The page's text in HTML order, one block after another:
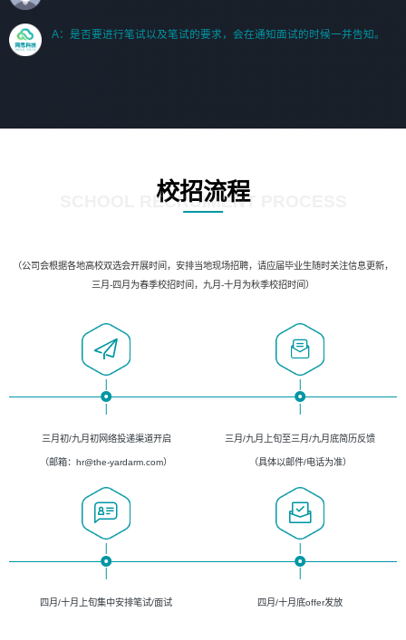
A：是否要进行笔试以及笔试的要求，会在通知面试的时候一并告知。
校招流程
SCHOOL RECRUIMENT PROCESS
（公司会根据各地高校双选会开展时间，安排当地现场招聘，请应届毕业生随时关注信息更新，
三月-四月为春季校招时间，九月-十月为秋季校招时间）
三月初/九月初网络投递渠道开启
（邮箱：hr@the-yardarm.com）
三月/九月上旬至三月/九月底简历反馈
（具体以邮件/电话为准）
四月/十月上旬集中安排笔试/面试 四月/十月底offer发放